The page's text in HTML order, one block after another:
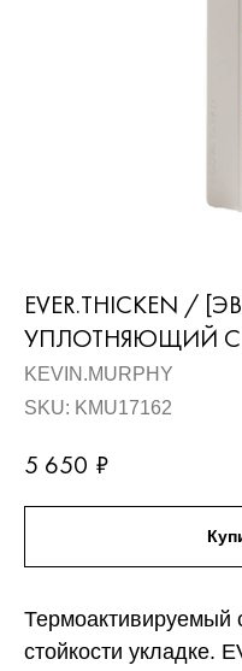
EVER.THICKEN /
УПЛОТНЯЮЩИЙ
KEVIN.MURPHY
SKU: KMU17162
5 650 ₽
Термоактивируемый
стойкости укладке.